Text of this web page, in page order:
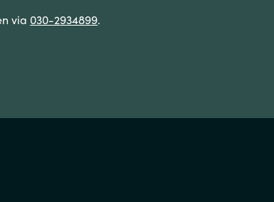
via 030-2934899.